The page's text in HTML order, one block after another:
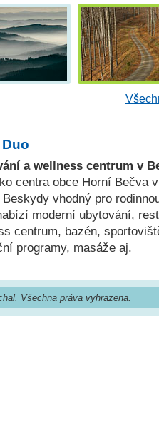
a wellness centrum v
centra obce Horní Bečva
vhodný pro
moderní ubytování,
centrum, bazén,
programy, masáže aj.
Všechna práva vyhrazena.